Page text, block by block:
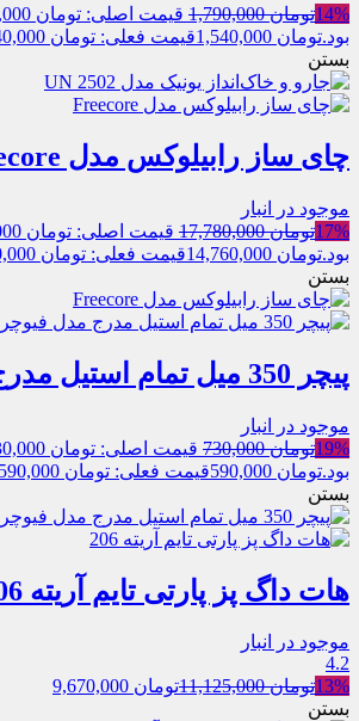
14%تومان1,790,000
قیمت
بود.تومان
قیمت فعلی: تومان 1,540,000.
بستن
چای ساز رابیلوکس مدل Freecore
موجود در انبار
17%تومان17,780,000
قیمت
بود.تومان
قیمت فعلی: تومان 14,760,000.
بستن
پیچر 350 میل تمام استیل مدرج مدل فیوچر
موجود در انبار
19%تومان730,000
قیمت اصلی: تومان
بود.تومان
قیمت فعلی: تومان 590,000.
بستن
هات داگ پز پارتی تایم آریته 206
موجود در انبار
4.2
13%تومان11,125,000 تومان
بستن